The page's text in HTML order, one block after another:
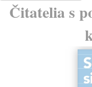
Čitatelia s